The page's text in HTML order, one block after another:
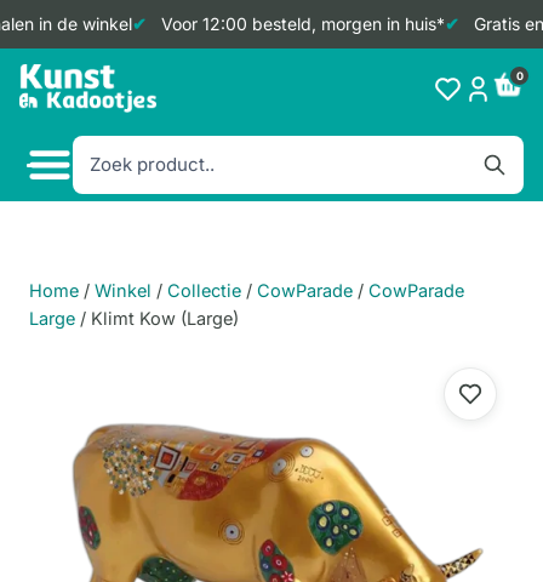
in de winkel Voor 12:00 besteld, morgen in huis* Gratis
Doorgaan
naar
0
Home / Winkel / Collectie / CowParade / CowParade
Large / Klimt Kow (Large)